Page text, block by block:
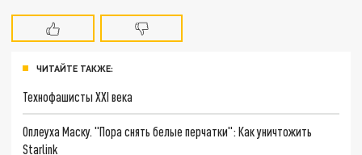
ЧИТАЙТЕ ТАКЖЕ:
Технофашисты XXI века
Оплеуха Маску. "Пора снять белые перчатки": Как уничтожить
Starlink